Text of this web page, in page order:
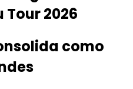
2026
como